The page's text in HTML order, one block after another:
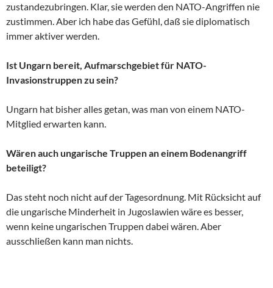
zustandezubringen. Klar, sie werden den NATO-Angriffen nie
zustimmen. Aber ich habe das Gefühl, daß sie diplomatisch
immer aktiver werden.
Ist Ungarn bereit, Aufmarschgebiet für NATO-
Invasionstruppen zu sein?
Ungarn hat bisher alles getan, was man von einem NATO-
Mitglied erwarten kann.
Wären auch ungarische Truppen an einem Bodenangriff
beteiligt?
Das steht noch nicht auf der Tagesordnung. Mit Rücksicht auf
die ungarische Minderheit in Jugoslawien wäre es besser,
wenn keine ungarischen Truppen dabei wären. Aber
ausschließen kann man nichts.